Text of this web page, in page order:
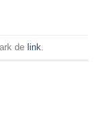
de link